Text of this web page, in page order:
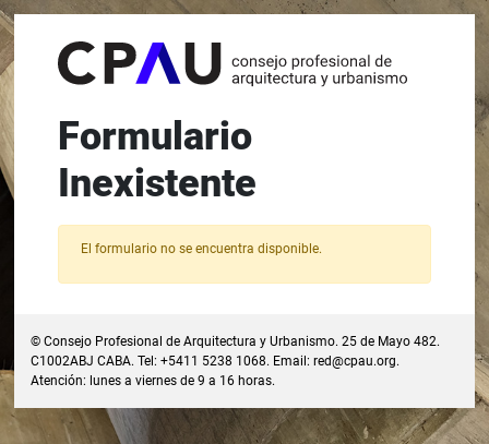
Formulario
Inexistente
El formulario no se encuentra disponible.
© Consejo Profesional de Arquitectura y Urbanismo. 25 de Mayo 482.
C1002ABJ CABA. Tel: +5411 5238 1068. Email:red@cpau.org.
Atención: lunes a viernes de 9 a 16 horas.